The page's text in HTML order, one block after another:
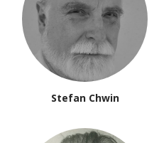
Stefan Chwin